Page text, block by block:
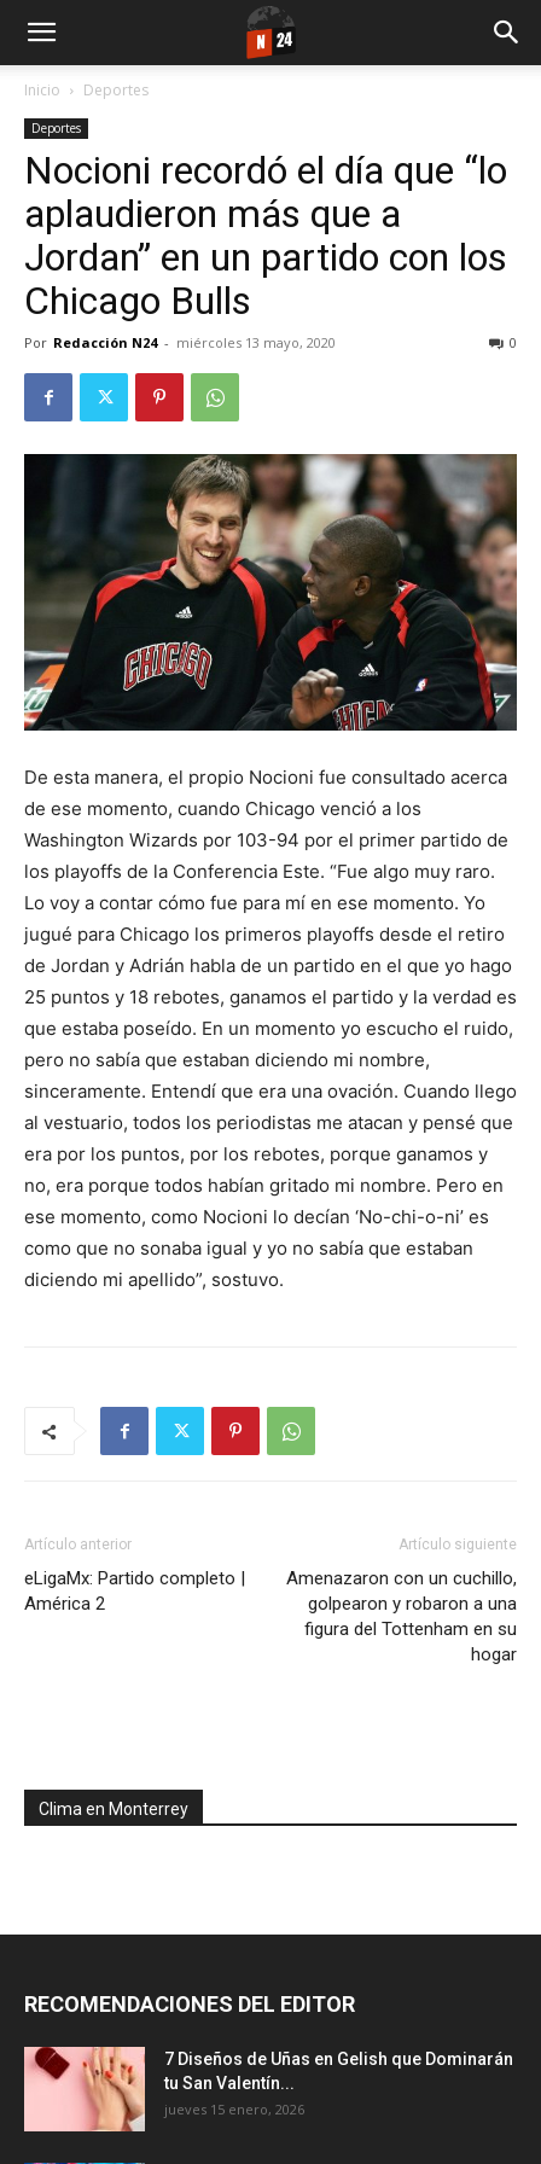
Inicio Deportes
Deportes
Nocioni recordó el día que “lo
aplaudieron más que a
Jordan” en un partido con los
Chicago Bulls
Por Redacción N24 - miércoles 13 mayo, 2020 0
De esta manera, el propio Nocioni fue consultado acerca
de ese momento, cuando Chicago venció a los
Washington Wizards por 103-94 por el primer partido de
los playoffs de la Conferencia Este. “Fue algo muy raro.
Lo voy a contar cómo fue para mí en ese momento. Yo
jugué para Chicago los primeros playoffs desde el retiro
de Jordan y Adrián habla de un partido en el que yo hago
25 puntos y 18 rebotes, ganamos el partido y la verdad es
que estaba poseído. En un momento yo escucho el ruido,
pero no sabía que estaban diciendo mi nombre,
sinceramente. Entendí que era una ovación. Cuando llego
al vestuario, todos los periodistas me atacan y pensé que
era por los puntos, por los rebotes, porque ganamos y
no, era porque todos habían gritado mi nombre. Pero en
ese momento, como Nocioni lo decían ‘No-chi-o-ni’ es
como que no sonaba igual y yo no sabía que estaban
diciendo mi apellido”, sostuvo.
Artículo anterior
eLigaMx: Partido completo |
América 2
Artículo siguiente
Amenazaron con un cuchillo,
golpearon y robaron a una
figura del Tottenham en su
hogar
Clima en Monterrey
RECOMENDACIONES DEL EDITOR
7 Diseños de Uñas en Gelish que Dominarán
tu San Valentín...
jueves 15 enero, 2026